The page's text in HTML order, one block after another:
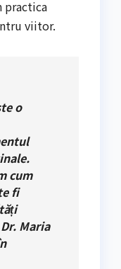
practica
viitor.
o
cum
fi
Maria